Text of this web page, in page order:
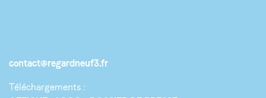
contact@regardneuf3.fr
Téléchargements :